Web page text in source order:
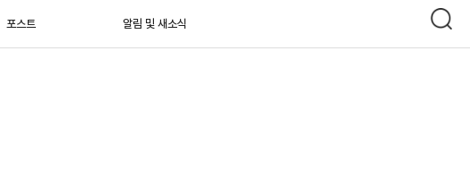
포스트 알림 및 새소식